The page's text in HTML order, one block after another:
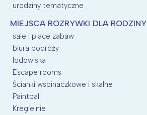
urodziny tematyczne
MIEJSCA ROZRYWKI DLA RODZINY
sale i place zabaw
biura podróży
lodowiska
Escape rooms
Ścianki wspinaczkowe i skalne
Paintball
Kregielnie